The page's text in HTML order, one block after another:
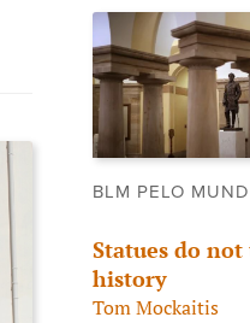
BLM PELO
Statues do not
history
Tom Mockaitis